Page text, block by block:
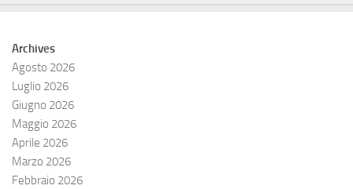
Archives
Agosto 2026
Luglio 2026
Giugno 2026
Maggio 2026
Aprile 2026
Marzo 2026
Febbraio 2026